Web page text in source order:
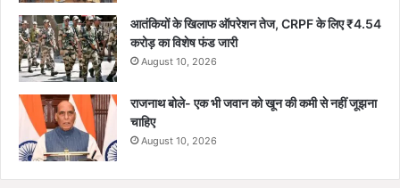
आतंकियों के खिलाफ ऑपरेशन तेज, CRPF के लिए ₹4.54
करोड़ का विशेष फंड जारी
August 10, 2026
राजनाथ बोले- एक भी जवान को खून की कमी से नहीं जूझना
चाहिए
August 10, 2026